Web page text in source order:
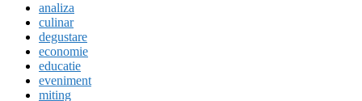
analiza
culinar
degustare
economie
educatie
eveniment
miting